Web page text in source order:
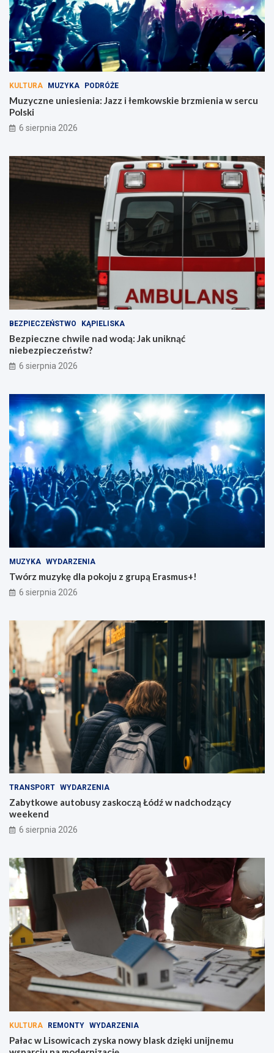
KULTURA MUZYKA PODRÓŻE
Muzyczne uniesienia: Jazz i łemkowskie brzmienia w sercu
Polski
6 sierpnia 2026
BEZPIECZEŃSTWO KĄPIELISKA
Bezpieczne chwile nad wodą: Jak uniknąć
niebezpieczeństw?
6 sierpnia 2026
MUZYKA WYDARZENIA
Twórz muzykę dla pokoju z grupą Erasmus+!
6 sierpnia 2026
TRANSPORT WYDARZENIA
Zabytkowe autobusy zaskoczą Łódź w nadchodzący
weekend
6 sierpnia 2026
KULTURA REMONTY WYDARZENIA
Pałac w Lisowicach zyska nowy blask dzięki unijnemu